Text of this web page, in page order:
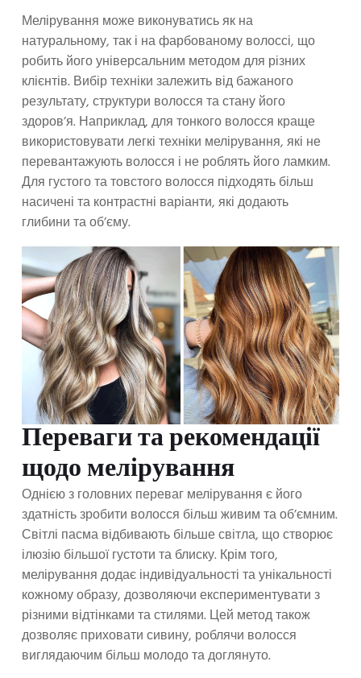
Мелірування може виконуватись як на
натуральному, так і на фарбованому волоссі, що
робить його універсальним методом для різних
клієнтів. Вибір техніки залежить від бажаного
результату, структури волосся та стану його
здоров’я. Наприклад, для тонкого волосся краще
використовувати легкі техніки мелірування, які не
перевантажують волосся і не роблять його ламким.
Для густого та товстого волосся підходять більш
насичені та контрастні варіанти, які додають
глибини та об’єму.
Переваги та рекомендації
щодо мелірування
Однією з головних переваг мелірування є його
здатність зробити волосся більш живим та об’ємним.
Світлі пасма відбивають більше світла, що створює
ілюзію більшої густоти та блиску. Крім того,
мелірування додає індивідуальності та унікальності
кожному образу, дозволяючи експериментувати з
різними відтінками та стилями. Цей метод також
дозволяє приховати сивину, роблячи волосся
виглядаючим більш молодо та доглянуто.